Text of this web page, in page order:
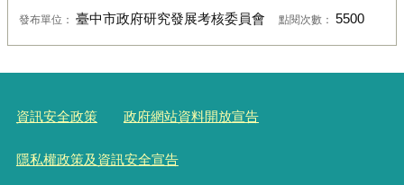
發布單位： 臺中市政府研究發展考核委員會 點閱次數： 5500
資訊安全政策 政府網站資料開放宣告
隱私權政策及資訊安全宣告